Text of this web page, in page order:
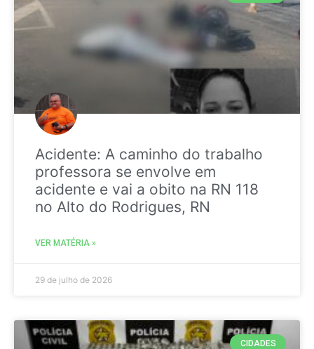
Acidente: A caminho do trabalho
professora se envolve em
acidente e vai a obito na RN 118
no Alto do Rodrigues, RN
VER MATÉRIA »
29 de julho de 2026
CIDADES